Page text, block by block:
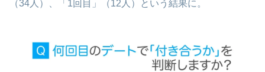
（34人）、「1回目」（12人）という結果に。